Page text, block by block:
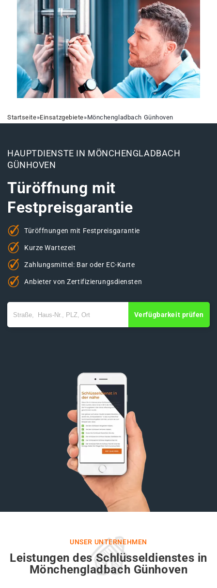
Startseite»Einsatzgebiete»Mönchengladbach Günhoven
HAUPTDIENSTE IN MÖNCHENGLADBACH
GÜNHOVEN
Türöffnung mit
Festpreisgarantie
Türöffnungen mit Festpreisgarantie
Kurze Wartezeit
Zahlungsmittel: Bar oder EC-Karte
Anbieter von Zertifizierungsdiensten
Verfügbarkeit prüfen
UNSER UNTERNEHMEN
Leistungen des Schlüsseldienstes in
Mönchengladbach Günhoven